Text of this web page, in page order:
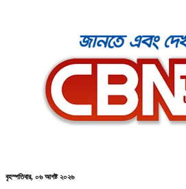
বৃহস্পতিবার, ০৬ আগষ্ট ২০২৬